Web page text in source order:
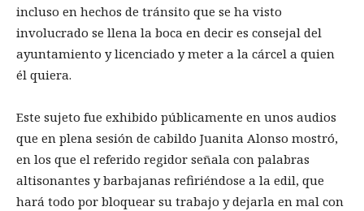
incluso en hechos de tránsito que se ha visto
involucrado se llena la boca en decir es consejal del
ayuntamiento y licenciado y meter a la cárcel a quien
él quiera.
Este sujeto fue exhibido públicamente en unos audios
que en plena sesión de cabildo Juanita Alonso mostró,
en los que el referido regidor señala con palabras
altisonantes y barbajanas refiriéndose a la edil, que
hará todo por bloquear su trabajo y dejarla en mal con